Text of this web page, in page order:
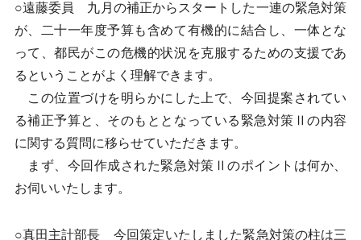
○遠藤委員 九月の補正からスタートした一連の緊急対策
が、二十一年度予算も含めて有機的に結合し、一体とな
って、都民がこの危機的状況を克服するための支援であ
るということがよく理解できます。
この位置づけを明らかにした上で、今回提案されてい
る補正予算と、そのもととなっている緊急対策Ⅱの内容
に関する質問に移らせていただきます。
まず、今回作成された緊急対策Ⅱのポイントは何か、
お伺いいたします。
○真田主計部長 今回策定いたしました緊急対策の柱は三